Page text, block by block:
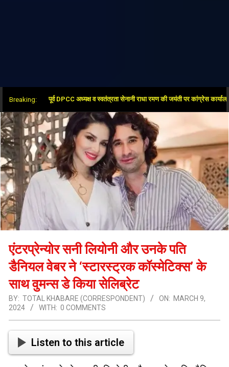
Breaking:पूर्व DPCC अध्यक्ष व स्वतंत्रता सेनानी राधा रमण की जयंती पर कांग्रेस कार्यालय में
एंटरप्रेन्योर सनी लियोनी और उनके पति
डैनियल वेबर ने ‘स्टारस्ट्रक कॉस्मेटिक्स’ के
साथ वुमन्स डे किया सेलिब्रेट
BY: TOTAL KHABARE (CORRESPONDENT) ON: MARCH 9,
2024
WITH: 0 COMMENTS
Listen to this article